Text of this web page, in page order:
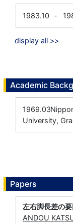
1983.10 -
display all >>
Academic
1969.03
University,
Papers
左右脚長差の
ANDOU